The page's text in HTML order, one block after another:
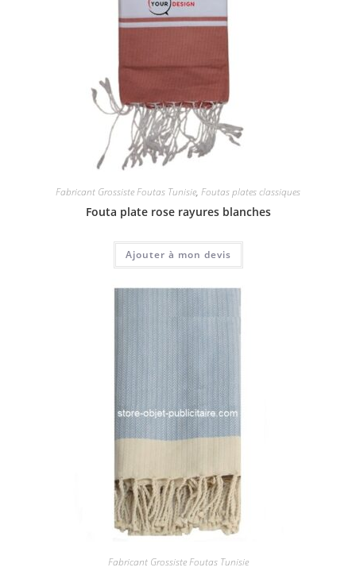
Fabricant Grossiste Foutas Tunisie, Foutas plates classiques
Fouta plate rose rayures blanches
Ajouter à mon devis
Fabricant Grossiste Foutas Tunisie